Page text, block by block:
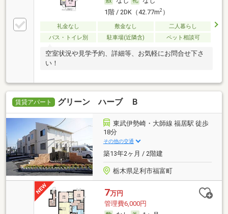
1階 / 2DK（42.77m2）
礼金なし 敷金なし
二人暮らし
バス・トイレ別
駐車場(近隣含) ペット相談可
空室状況や見学予約、詳細等、お気軽にお問合せ下さ
い！
賃貸アパート グリーン ハーブ Ｂ
東武伊勢崎・大師線 福居駅 徒歩
18分
その他の交通
築13年2ヶ月 / 2階建
栃木県足利市福富町
7万円
管理費6,000円